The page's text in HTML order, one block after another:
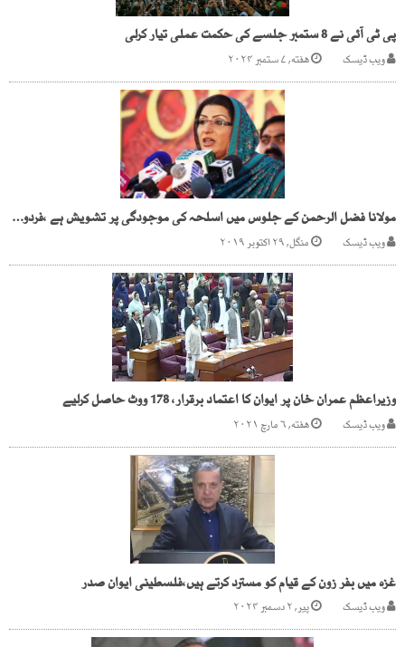
پی ٹی آئی نے 8 ستمبر جلسے کی حکمت عملی تیار کرلی
ویب ڈیسک هفته, ۷ ستمبر ۲۰۲۴
مولانا فضل الرحمن کے جلوس میں اسلحہ کی موجودگی پر تشویش ہے ،فردوس عاشق
ویب ڈیسک منگل, ۲۹ اکتوبر ۲۰۱۹
وزیراعظم عمران خان پر ایوان کا اعتماد برقرار، 178 ووٹ حاصل کرلیے
ویب ڈیسک هفته, ۶ مارچ ۲۰۲۱
غزہ میں بفر زون کے قیام کو مسترد کرتے ہیں،فلسطینی ایوان صدر
ویب ڈیسک پیر, ۲ دسمبر ۲۰۲۴